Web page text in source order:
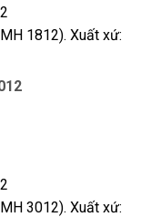
1812). Xuất xứ:
3012). Xuất xứ: